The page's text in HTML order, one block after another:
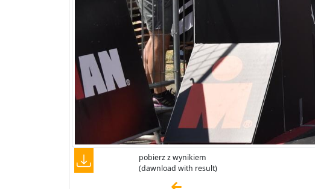
pobierz z wynikiem
(dawnload with result)